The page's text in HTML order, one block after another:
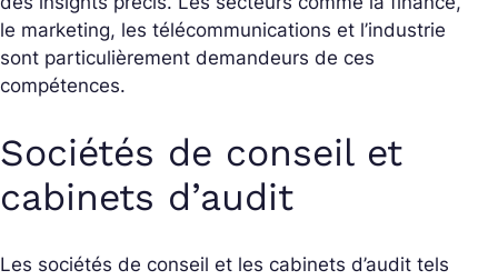
le marketing, les télécommunications et l’industrie
sont particulièrement demandeurs de ces
compétences.
Sociétés de conseil et
cabinets d’audit
Les sociétés de conseil et les cabinets d’audit tels